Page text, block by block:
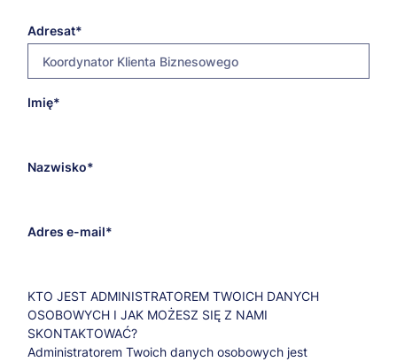
Adresat
Koordynator Klienta Biznesowego
E-
Imię
Nazwisko
Adres e-mail
KTO JEST ADMINISTRATOREM TWOICH DANYCH
OSOBOWYCH I JAK MOŻESZ SIĘ Z NAMI
SKONTAKTOWAĆ?
Administratorem Twoich danych osobowych jest